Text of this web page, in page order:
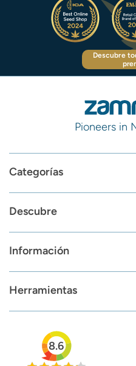
Descubre
Pioneers in
Categorías
Descubre
Información
Herramientas
8.6